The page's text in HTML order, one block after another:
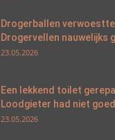
Drogerballen
Drogervellen nauwelijks
23.05.2026
Een lekkend toilet
Loodgieter had niet
23.05.2026